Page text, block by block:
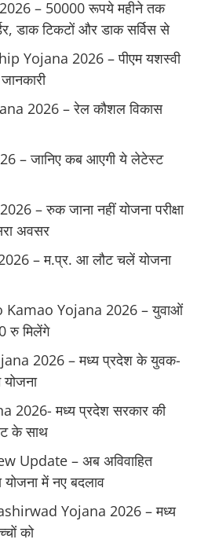
– 50000 रूपये महीने तक
डाक टिकटों और डाक सर्विस से
Yojana 2026 – पीएम यशस्वी
2026 – रेल कौशल विकास
– जानिए कब आएगी ये लेटेस्ट
– रुक जाना नहीं योजना परीक्षा
अवसर
– म.प्र. आ लौट चलें योजना
Yojana 2026 – युवाओं
रु मिलेंगे
2026 – मध्य प्रदेश के युवक-
2026- मध्य प्रदेश सरकार की
के साथ
Update – अब अविवाहित
में नए बदलाव
Yojana 2026 – मध्य
को